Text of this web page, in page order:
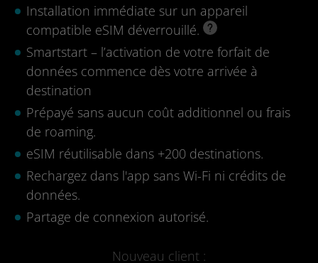
Installation immédiate sur un appareil
compatible eSIM déverrouillé.
Smartstart – l’activation de votre forfait de
données commence dès votre arrivée à
destination
Prépayé sans aucun coût additionnel ou frais
de roaming.
eSIM réutilisable dans +200 destinations.
Rechargez dans l'app sans Wi-Fi ni crédits de
données.
Partage de connexion autorisé.
Nouveau client :